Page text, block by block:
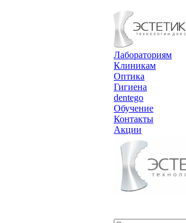
Лабораториям
Клиникам
Оптика
Гигиена
dentego
Обучение
Контакты
Акции